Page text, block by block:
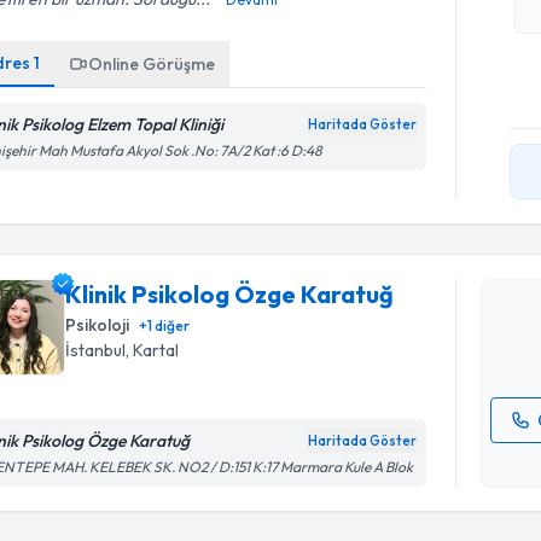
1 Online Görüşme
Psikolog Elzem Topal Kliniği Haritada Göster
Mah Mustafa Akyol Sok .No: 7A/2 Kat :6 D:48
Klinik Psikolog Özge Karatuğ
Psikoloji +1diğer
İstanbul, Kartal
Psikolog Özge Karatuğ Haritada Göster
MAH. KELEBEK SK. NO2 / D:151 K:17 Marmara Kule A Blok